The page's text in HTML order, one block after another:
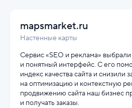
mapsmarket.ru
Настенные карты
Сервис «SEO и реклама» выбрали
и понятный интерфейс. С его
индекс качества сайта и снизили
на оптимизацию и контекстную
продвижению сайта наш бизнес
и получать заказы.